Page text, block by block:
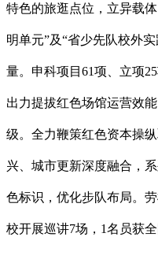
特色的旅逛点位，立异载
明单元”及“省少先队校外
量。申科项目61项、立项
出力提拔红色场馆运营效
级。全力鞭策红色资本操
兴、城市更新深度融合，
色标识，优化步队布局。
校开展巡讲7场，1名员获